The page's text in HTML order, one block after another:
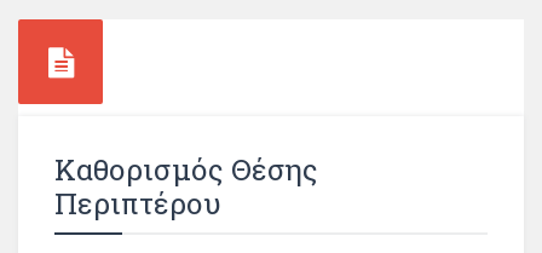
Καθορισμός Θέσης
Περιπτέρου